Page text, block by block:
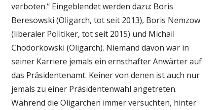
verboten.“ Eingeblendet werden dazu: Boris
Beresowski (Oligarch, tot seit 2013), Boris Nemzow
(liberaler Politiker, tot seit 2015) und Michail
Chodorkowski (Oligarch). Niemand davon war in
seiner Karriere jemals ein ernsthafter Anwärter auf
das Präsidentenamt. Keiner von denen ist auch nur
jemals zu einer Präsidentenwahl angetreten.
Während die Oligarchen immer versuchten, hinter